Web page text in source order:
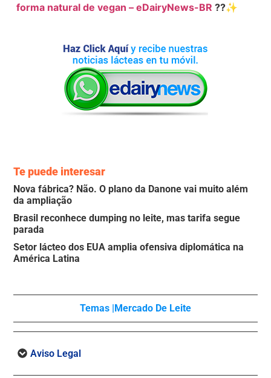
forma natural de vegan – eDairyNews-BR ??✨
Te puede interesar
Nova fábrica? Não. O plano da Danone vai muito além
da ampliação
Brasil reconhece dumping no leite, mas tarifa segue
parada
Setor lácteo dos EUA amplia ofensiva diplomática na
América Latina
Temas | Mercado De Leite
Aviso Legal